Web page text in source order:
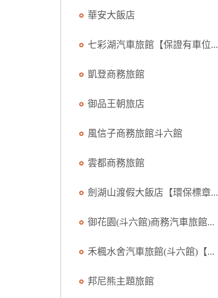
華安大飯店
七彩湖汽車旅館【保證有車位...
凱登商務旅館
御品王朝旅店
風信子商務旅館斗六館
雲都商務旅館
劍湖山渡假大飯店【環保標章...
御花園(斗六館)商務汽車旅館...
禾楓水舍汽車旅館(斗六館)【...
邦尼熊主題旅館